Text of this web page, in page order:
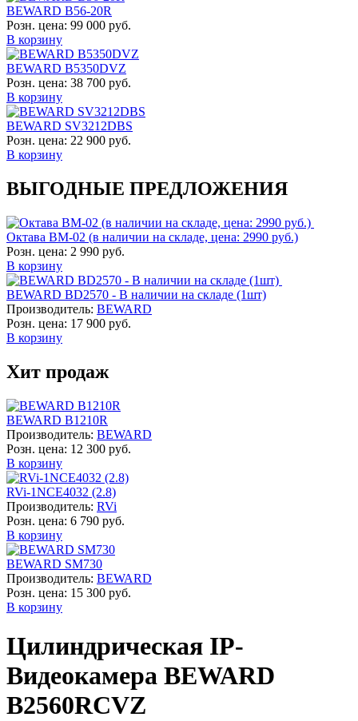
BEWARD B56-20R
Розн. цена: 99 000 руб.
В корзину
BEWARD B5350DVZ
Розн. цена: 38 700 руб.
В корзину
BEWARD SV3212DBS
Розн. цена: 22 900 руб.
В корзину
ВЫГОДНЫЕ ПРЕДЛОЖЕНИЯ
Октава ВМ-02 (в наличии на складе, цена: 2990 руб.)
Розн. цена: 2 990 руб.
В корзину
BEWARD BD2570 - В наличии на складе (1шт)
Производитель: BEWARD
Розн. цена: 17 900 руб.
В корзину
Хит продаж
BEWARD B1210R
Производитель: BEWARD
Розн. цена: 12 300 руб.
В корзину
RVi-1NCE4032 (2.8)
Производитель: RVi
Розн. цена: 6 790 руб.
В корзину
BEWARD SM730
Производитель: BEWARD
Розн. цена: 15 300 руб.
В корзину
Цилиндрическая IP-
Видеокамера BEWARD
B2560RCVZ